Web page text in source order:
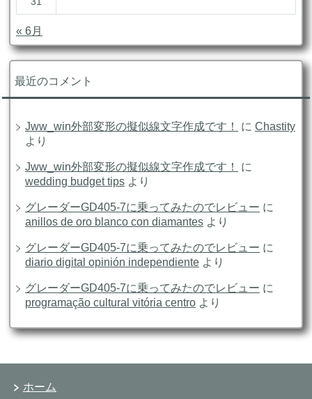
« 6月
最近のコメント
Jww_win外部変形の擬似線文字作成です！ に Chastity
より
Jww_win外部変形の擬似線文字作成です！
に
wedding budget tipsより
グレーダーGD405-7に乗ってみたのでレビュー に
anillos de oro blanco con diamantesより
グレーダーGD405-7に乗ってみたのでレビュー に
diario digital opinión independienteより
グレーダーGD405-7に乗ってみたのでレビュー に
programação cultural vitória centroより
ホーム